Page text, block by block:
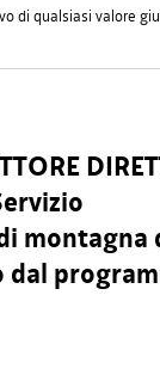
di qualsiasi valore
montagna
dal